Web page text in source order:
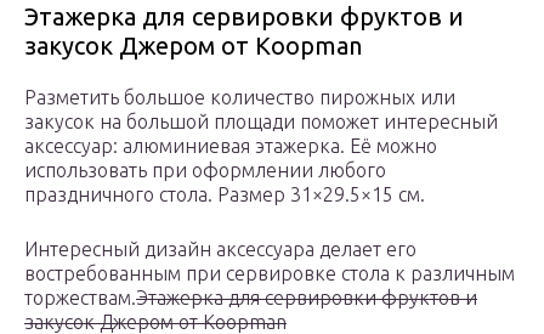
Этажерка для сервировки фруктов и
закусок Джером от Koopman
Разметить большое количество пирожных или
закусок на большой площади поможет интересный
аксессуар: алюминиевая этажерка. Её можно
использовать при оформлении любого
праздничного стола. Размер 31×29.5×15 см.
Интересный дизайн аксессуара делает его
востребованным при сервировке стола к различным
торжествам.Этажерка для сервировки фруктов и
закусок Джером от Koopman